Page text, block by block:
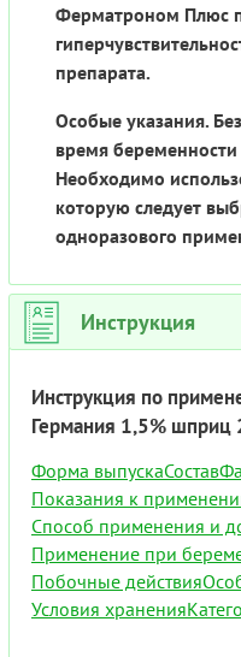
Ферматроном Плюс
препарата.
Особые указания.
время беременности
Необходимо
которую следует
одноразового
Инструкция
Инструкция по
Германия 1,5% шприц
Форма выпускаСостав
Показания к
Способ применения и
Применение при
Побочные действия
Условия хранения